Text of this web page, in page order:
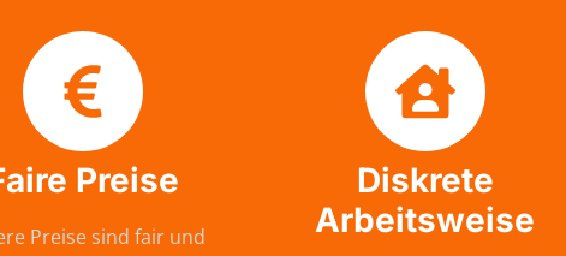
Preise
Preise sind fair und
Diskrete
Arbeitsweise